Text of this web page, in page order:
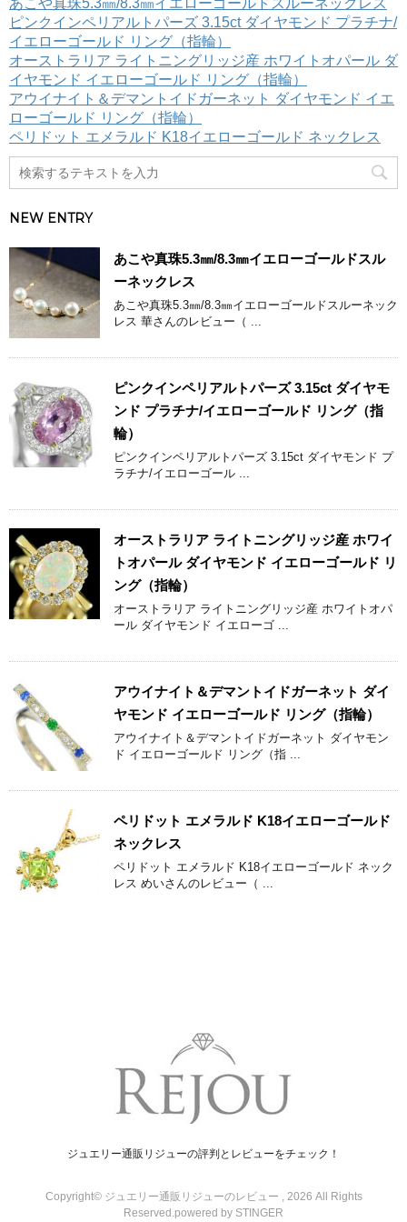
リ
ー
ピンクインペリアルトパーズ 3.15ct ダイヤモンド プラチナ/
イエローゴールド リング（指輪）
オーストラリア ライトニングリッジ産 ホワイトオパール ダ
イヤモンド イエローゴールド リング（指輪）
アウイナイト＆デマントイドガーネット ダイヤモンド イエ
ローゴールド リング（指輪）
ペリドット エメラルド K18イエローゴールド ネックレス
NEW ENTRY
あこや真珠5.3㎜/8.3㎜イエローゴールドスル
ーネックレス
あこや真珠5.3㎜/8.3㎜イエローゴールドスルーネック
レス 華さんのレビュー（ ...
ピンクインペリアルトパーズ 3.15ct ダイヤモ
ンド プラチナ/イエローゴールド リング（指
輪）
ピンクインペリアルトパーズ 3.15ct ダイヤモンド プ
ラチナ/イエローゴール ...
オーストラリア ライトニングリッジ産 ホワイ
トオパール ダイヤモンド イエローゴールド リ
ング（指輪）
オーストラリア ライトニングリッジ産 ホワイトオパ
ール ダイヤモンド イエローゴ ...
アウイナイト＆デマントイドガーネット ダイ
ヤモンド イエローゴールド リング（指輪）
アウイナイト＆デマントイドガーネット ダイヤモン
ド イエローゴールド リング（指 ...
ペリドット エメラルド K18イエローゴールド
ネックレス
ペリドット エメラルド K18イエローゴールド ネック
レス めいさんのレビュー（ ...
ジュエリー通販リジューの評判とレビューをチェック！
Copyright© ジュエリー通販リジューのレビュー , 2026 All Rights
Reserved.powered by STINGER